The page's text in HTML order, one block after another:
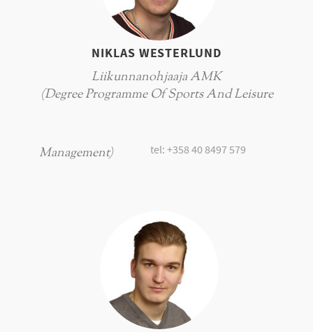
NIKLAS WESTERLUND
Liikunnanohjaaja AMK
(Degree Programme Of Sports And Leisure
Management) tel: +358 40 8497 579